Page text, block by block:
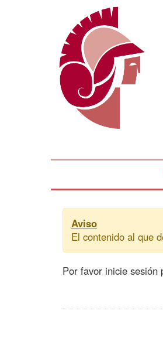
Aviso
El contenido al que
Por favor inicie sesión